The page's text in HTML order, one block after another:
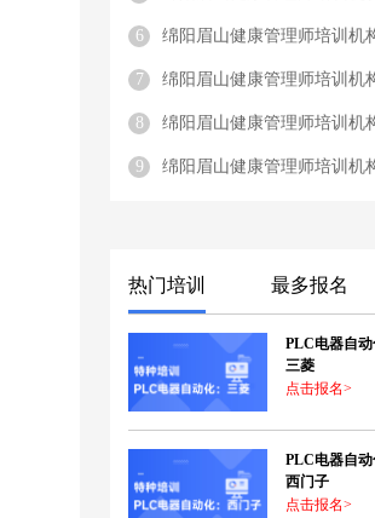
6 绵阳眉山健康管理师培训机
7 绵阳眉山健康管理师培训机
8 绵阳眉山健康管理师培训机
9 绵阳眉山健康管理师培训机
热门培训 最多报名
PLC电器自
三菱
点击报名>
PLC电器自
西门子
点击报名>